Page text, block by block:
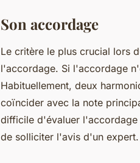
Son accordage
Le critère le plus crucial lors
l'accordage. Si l'accordage
Habituellement, deux
coïncider avec la note
difficile d'évaluer l'accordage
de solliciter l'avis d'un expert.